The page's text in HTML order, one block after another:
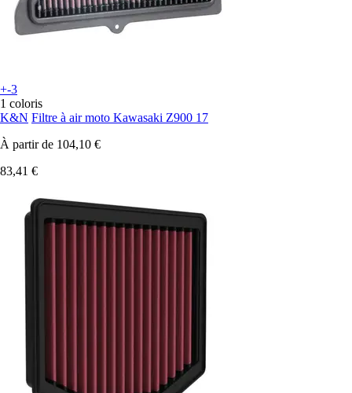
+-3
1 coloris
K&N Filtre à air moto Kawasaki Z900 17
À partir de 104,10 €
83,41 €